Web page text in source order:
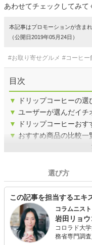
あわせてチェックしてみて
本記事はプロモーションが含ま
（公開日2019年05月24日）
#お取り寄せグルメ #コーヒー
目次
▼
ドリップコーヒーの選
▼ ユーザーが選んだイチ
▼
ドリップコーヒーおす
▼ おすすめ商品の比較一
選び方
この記事を担当するエキ
コラムニス
岩田リョウ
コロラド大
務省専門調査